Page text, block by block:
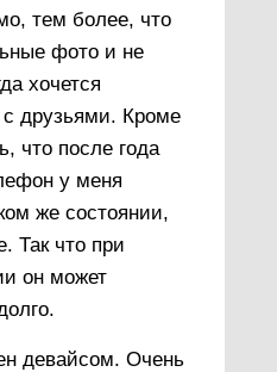
тем более, что
фото и не
хочется
друзьями. Кроме
что после года
у меня
же состоянии,
Так что при
он может
девайсом. Очень